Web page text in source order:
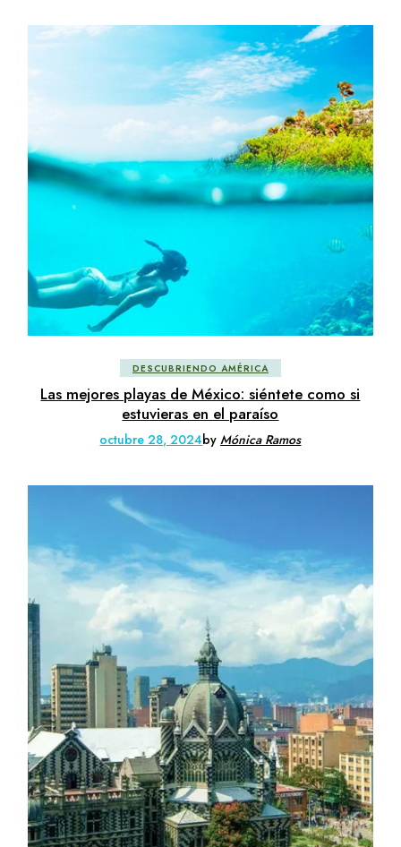
DESCUBRIENDO AMÉRICA
Las mejores playas de México: siéntete como si
estuvieras en el paraíso
octubre 28, 2024byMónica Ramos